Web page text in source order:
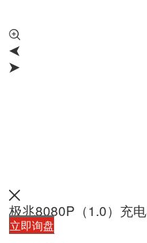
极兆8080P（1.0）充
立即询盘